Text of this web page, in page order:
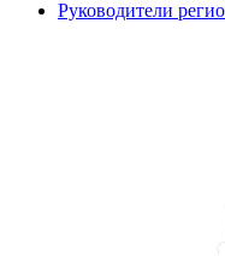
Руководители